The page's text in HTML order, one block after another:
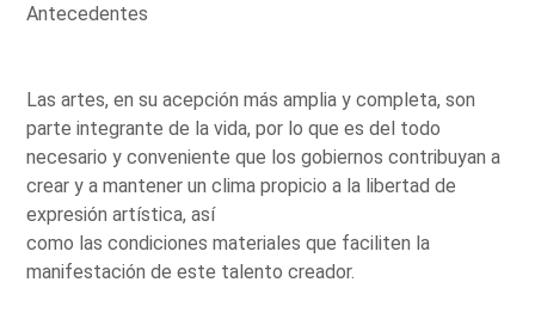
Antecedentes
Las artes, en su acepción más amplia y completa, son
parte integrante de la vida, por lo que es del todo
necesario y conveniente que los gobiernos contribuyan a
crear y a mantener un clima propicio a la libertad de
expresión artística, así
como las condiciones materiales que faciliten la
manifestación de este talento creador.